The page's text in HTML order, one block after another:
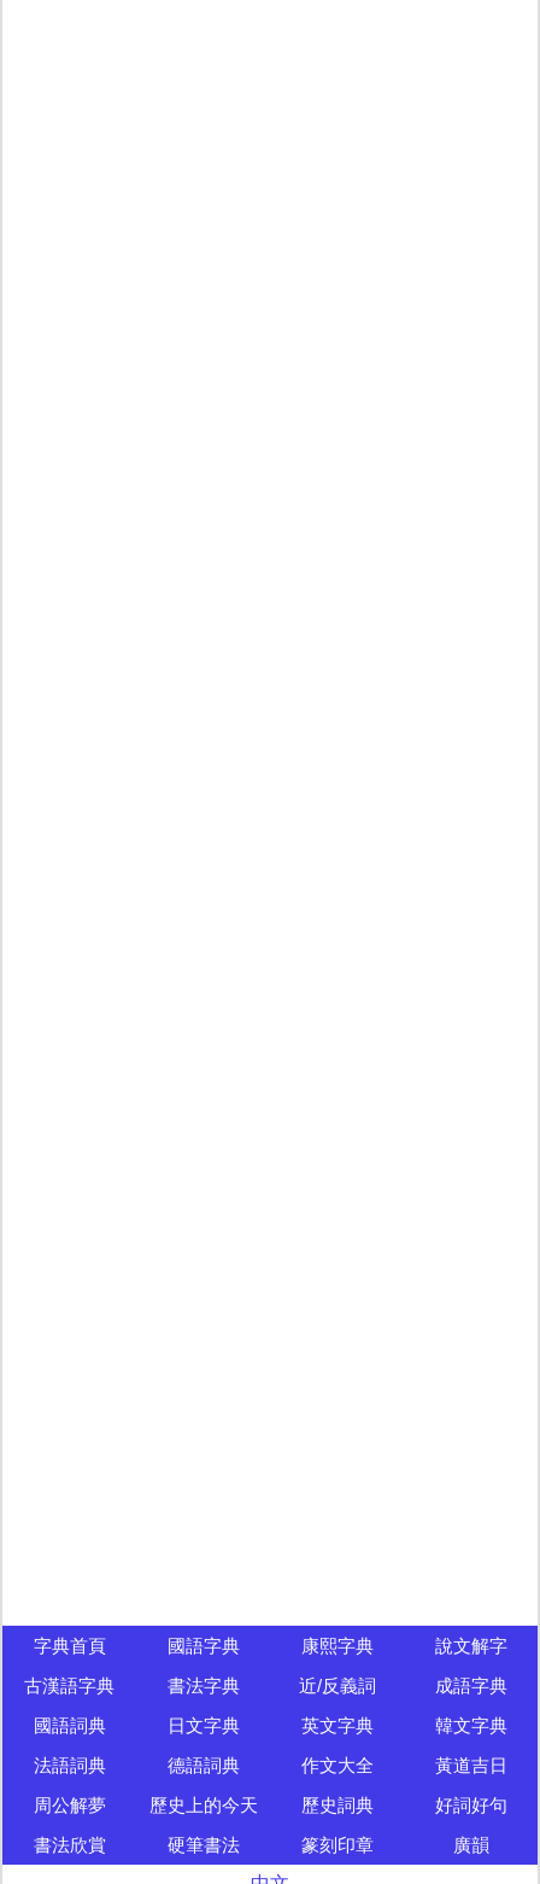
字典首頁 國語字典 康熙字典
說文解字
古漢語字典
書法字典 近/反義詞
成語字典
國語詞典
日文字典 英文字典
韓文字典
法語詞典
德語詞典 作文大全
黃道吉日
周公解夢
歷史上的今天 歷史詞典
好詞好句
書法欣賞
硬筆書法 篆刻印章
廣韻